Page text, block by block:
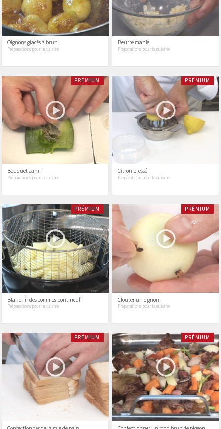
Oignons glacés à brun
Préparations pour la cuisine
Beurre manié
Préparations pour la cuisine
PRÉMIUM
Bouquet garni
Préparations pour la cuisine
PRÉMIUM
Citron pressé
Préparations pour la cuisine
PRÉMIUM
Blanchir des pommes pont-neuf
Préparations pour la cuisine
PRÉMIUM
Clouter un oignon
Préparations pour la cuisine
PRÉMIUM PRÉMIUM